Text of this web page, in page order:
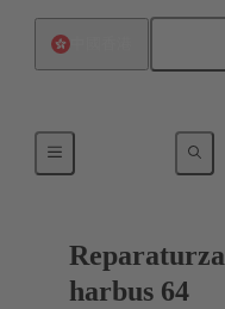
harbus 64